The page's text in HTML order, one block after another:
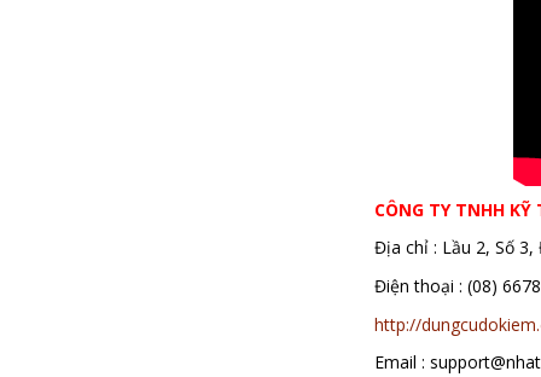
CÔNG TY TNHH
Địa chỉ : Lầu 2, Số
Điện thoại : (08)
http://
Email :